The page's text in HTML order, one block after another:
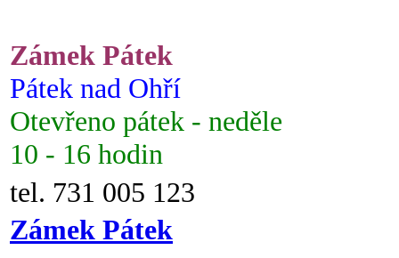
Zámek Pátek
Pátek nad Ohří
Otevřeno pátek - neděle
10 - 16 hodin
tel. 731 005 123
Zámek Pátek